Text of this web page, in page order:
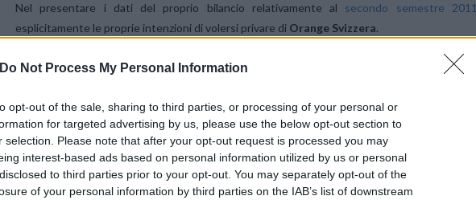
Do Not Process My Personal Information
opt-out of the sale, sharing to third parties, or processing of your personal or
for targeted advertising by us, please use the below opt-out section to
selection. Please note that after your opt-out request is processed you may
interest-based ads based on personal information utilized by us or personal
to third parties prior to your opt-out. You may separately opt-out of the
of your personal information by third parties on the IAB’s list of downstream
Nel presentare i dati del proprio bilancio relativamente al secondo semestre 2011
esplicitamente le proprie intenzioni di volersi privare di Orange Svizzera.